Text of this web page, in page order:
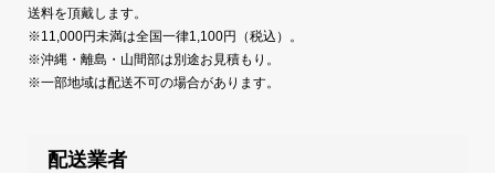
送料を頂戴します。
※11,000円未満は全国一律1,100円（税込）。
※沖縄・離島・山間部は別途お見積もり。
※一部地域は配送不可の場合があります。
配送業者